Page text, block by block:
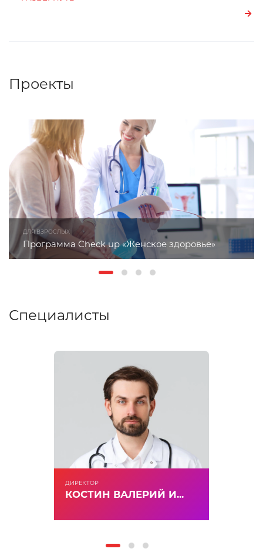
Проекты
ДЛЯ ВЗРОСЛЫХ
Программа Check up «Женское здоровье»
Специалисты
ДИРЕКТОР
КОСТИН ВАЛЕРИЙ И...